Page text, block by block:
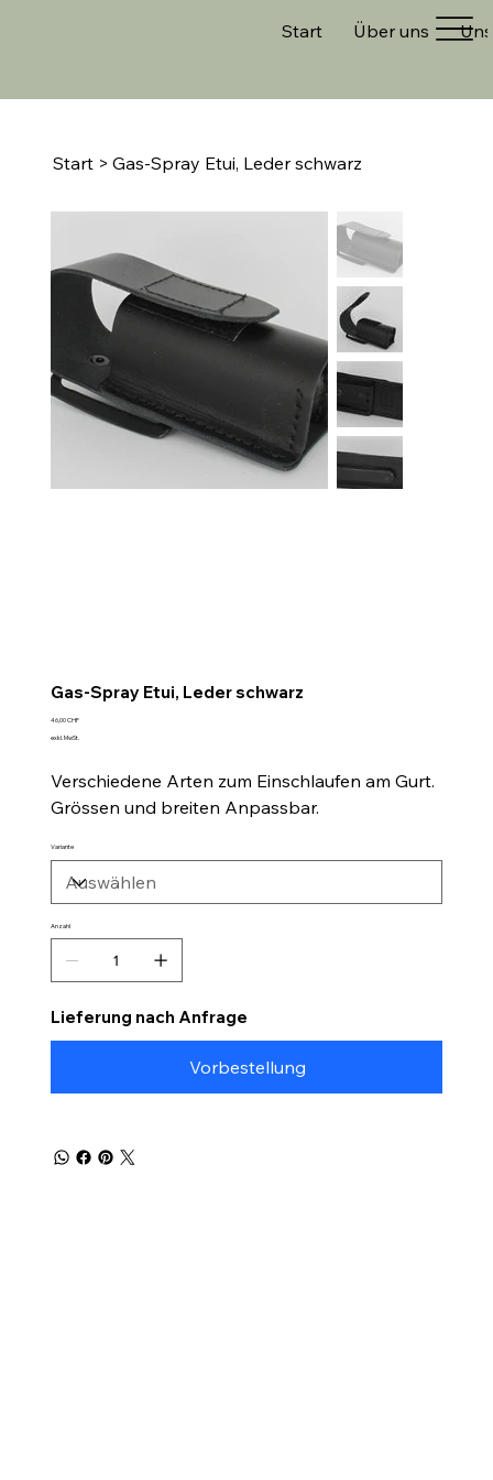
Start Über uns
Start > Gas-Spray Etui, Leder schwarz
Gas-Spray Etui, Leder schwarz
Preis
46,00 CHF
exkl. MwSt.
Verschiedene Arten zum Einschlaufen am Gurt.
Grössen und breiten Anpassbar.
Variante
Anzahl
Lieferung nach Anfrage
Vorbestellung